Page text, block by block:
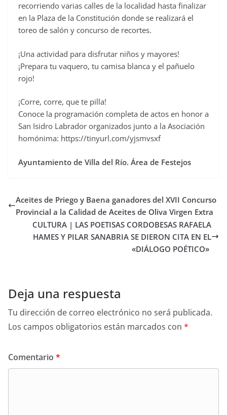
recorriendo varias calles de la localidad hasta finalizar
en la Plaza de la Constitución donde se realizará el
toreo de salón y concurso de recortes.
¡Una actividad para disfrutar niños y mayores!
¡Prepara tu vaquero, tu camisa blanca y el pañuelo
rojo!
¡Corre, corre, que te pilla!
Conoce la programación completa de actos en honor a
San Isidro Labrador organizados junto a la Asociación
homónima: https://tinyurl.com/yjsmvsxf
Ayuntamiento de Villa del Río. Área de Festejos
Aceites de Priego y Baena ganadores del XVII Concurso
Provincial a la Calidad de Aceites de Oliva Virgen Extra
CULTURA | LAS POETISAS CORDOBESAS RAFAELA
HAMES Y PILAR SANABRIA SE DIERON CITA EN EL
«DIÁLOGO POÉTICO»
Deja una respuesta
Tu dirección de correo electrónico no será publicada.
Los campos obligatorios están marcados con *
Comentario *